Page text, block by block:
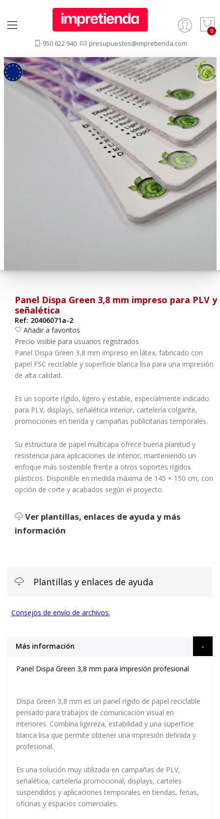
Entrar
950 622 940 presupuestos@impretienda.com
Panel Dispa Green 3,8 mm impreso para PLV y
señalética
Ref: 20406071a-2
Añadir a favoritos
Precio visible para usuarios registrados
Panel Dispa Green 3,8 mm impreso en látex, fabricado con
papel FSC reciclable y superficie blanca lisa para una impresión
de alta calidad.
Es un soporte rígido, ligero y estable, especialmente indicado
para PLV, displays, señalética interior, cartelería colgante,
promociones en tienda y campañas publicitarias temporales.
Su estructura de papel multicapa ofrece buena planitud y
resistencia para aplicaciones de interior, manteniendo un
enfoque más sostenible frente a otros soportes rígidos
plásticos. Disponible en medida máxima de 145 × 150 cm, con
opción de corte y acabados según el proyecto.
Ver plantillas, enlaces de ayuda y más
información
Plantillas y enlaces de ayuda
Consejos de envío de archivos.
Más información
Panel Dispa Green 3,8 mm para impresión profesional
Dispa Green 3,8 mm es un panel rígido de papel reciclable
pensado para trabajos de comunicación visual en
interiores. Combina ligereza, estabilidad y una superficie
blanca lisa que permite obtener una impresión definida y
profesional.
Es una solución muy utilizada en campañas de PLV,
señalética, cartelería promocional, displays, carteles
suspendidos y aplicaciones temporales en tiendas, ferias,
oficinas y espacios comerciales.